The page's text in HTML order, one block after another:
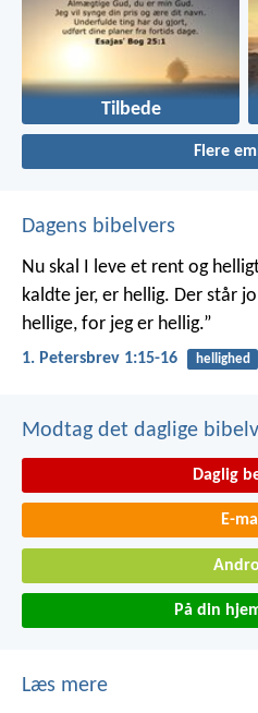
Tilbede
Flere
Dagens bibelvers
Nu skal I leve et rent og
kaldte jer, er hellig. Der står
hellige, for jeg er hellig.”
1. Petersbrev 1:15-16 hellighed
Modtag det daglige
Daglig
E-
På din
Læs mere